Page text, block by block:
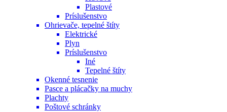
Plastové
Príslušenstvo
Ohrievače, tepelné štíty
Elektrické
Plyn
Príslušenstvo
Iné
Tepelné štíty
Okenné tesnenie
Pasce a plácačky na muchy
Plachty
Poštové schránky